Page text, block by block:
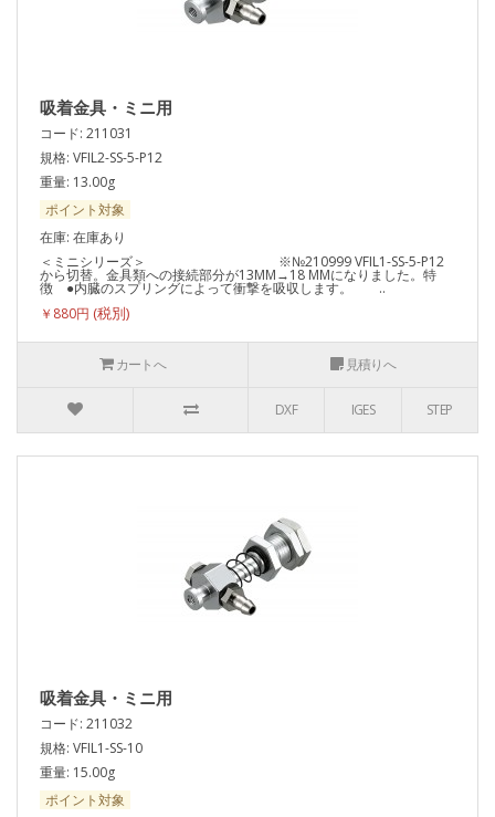
吸着金具・ミニ用
コード: 211031
規格: VFIL2-SS-5-P12
重量: 13.00g
ポイント対象
在庫: 在庫あり
＜ミニシリーズ＞ ※№210999 VFIL1-SS-5-P12
から切替。金具類への接続部分が13MM→18 MMになりました。特
徴 ●内臓のスプリングによって衝撃を吸収します。 ..
￥880円
カートへ 見積りへ
DXF IGES STEP
吸着金具・ミニ用
コード: 211032
規格: VFIL1-SS-10
重量: 15.00g
ポイント対象